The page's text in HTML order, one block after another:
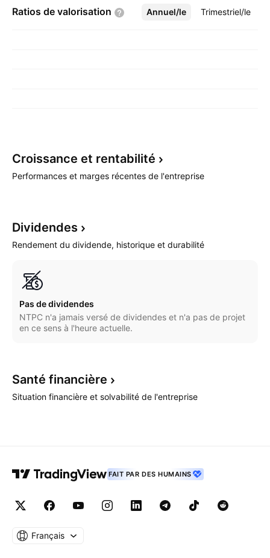
Ratios de valorisation Annuel/le Trimestriel/le
Plus
Croissance et rentabilité
Performances et marges récentes de l'entreprise
Dividendes
Rendement du dividende, historique et durabilité
Pas de dividendes
NTPC n'a jamais versé de dividendes et n'a pas de projet
en ce sens à l'heure actuelle.
Santé financière
Situation financière et solvabilité de l'entreprise
FAIT PAR DES HUMAINS
Français